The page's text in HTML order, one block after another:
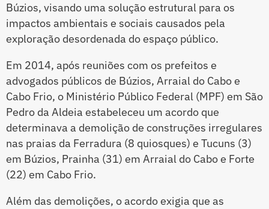
Búzios, visando uma solução estrutural para os
impactos ambientais e sociais causados pela
exploração desordenada do espaço público.
Em 2014, após reuniões com os prefeitos e
advogados públicos de Búzios, Arraial do Cabo e
Cabo Frio, o Ministério Público Federal (MPF) em São
Pedro da Aldeia estabeleceu um acordo que
determinava a demolição de construções irregulares
nas praias da Ferradura (8 quiosques) e Tucuns (3)
em Búzios, Prainha (31) em Arraial do Cabo e Forte
(22) em Cabo Frio.
Além das demolições, o acordo exigia que as